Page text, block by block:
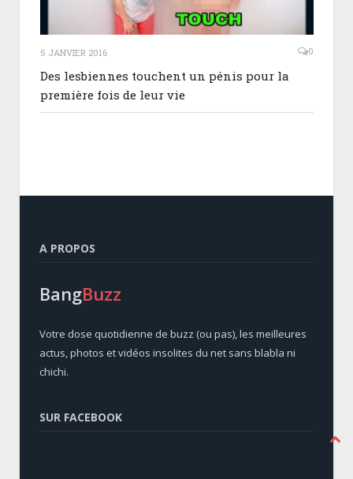
5 JANVIER 2016 0
Des lesbiennes touchent un pénis pour la
première fois de leur vie
A PROPOS
BangBuzz
Votre dose quotidienne de buzz (ou pas), les meilleures
actus, photos et vidéos insolites du net sans blabla ni
chichi.
SUR FACEBOOK